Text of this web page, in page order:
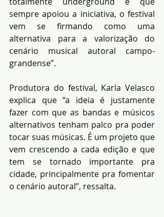
sempre apoiou a iniciativa, o festival
vem se firmando como uma
alternativa para a valorização do
cenário musical autoral campo-
grandense”.
Produtora do festival, Karla Velasco
explica que “a ideia é justamente
fazer com que as bandas e músicos
alternativos tenham palco pra poder
tocar suas músicas. É um projeto que
vem crescendo a cada edição e que
tem se tornado importante pra
cidade, principalmente pra fomentar
o cenário autoral”, ressalta.